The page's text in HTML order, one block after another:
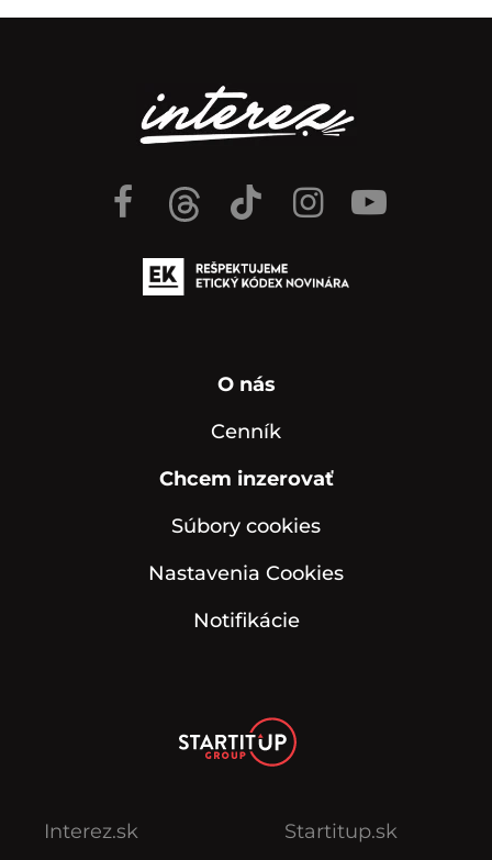
O nás
Cenník
Chcem inzerovať
Súbory cookies
Nastavenia Cookies
Notifikácie
Interez.sk Startitup.sk